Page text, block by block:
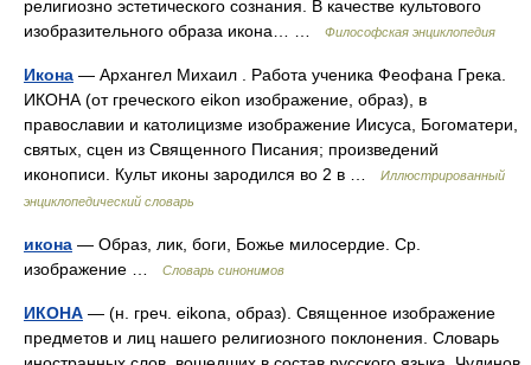
религиозно эстетического сознания. В качестве культового
изобразительного образа икона… …
Философская энциклопедия
Икона — Архангел Михаил . Работа ученика Феофана Грека.
ИКОНА (от греческого eikon изображение, образ), в
православии и католицизме изображение Иисуса, Богоматери,
святых, сцен из Священного Писания; произведений
иконописи. Культ иконы зародился во 2 в …
Иллюстрированный
энциклопедический словарь
икона — Образ, лик, боги, Божье милосердие. Ср.
изображение …
Словарь синонимов
ИКОНА — (н. греч. eikona, образ). Священное изображение
предметов и лиц нашего религиозного поклонения. Словарь